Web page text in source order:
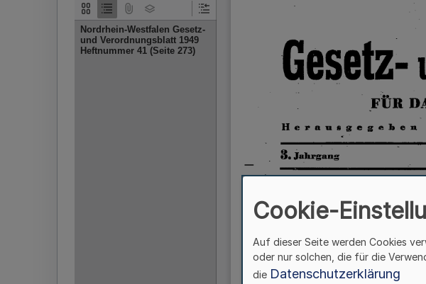
Cookie-
Auf dieser Seite werden Cookies
oder nur solchen, die für die
die Datenschutzerklärung